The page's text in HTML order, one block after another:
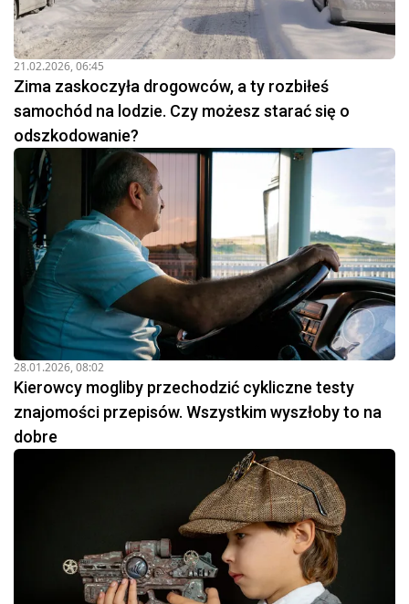
21.02.2026, 06:45
Zima zaskoczyła drogowców, a ty rozbiłeś
samochód na lodzie. Czy możesz starać się o
odszkodowanie?
28.01.2026, 08:02
Kierowcy mogliby przechodzić cykliczne testy
znajomości przepisów. Wszystkim wyszłoby to na
dobre